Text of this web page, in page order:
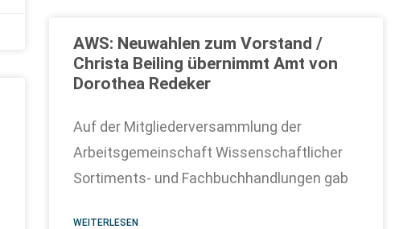
AWS: Neuwahlen zum Vorstand /
Christa Beiling übernimmt Amt von
Dorothea Redeker
Auf der Mitgliederversammlung der
Arbeitsgemeinschaft Wissenschaftlicher
Sortiments- und Fachbuchhandlungen gab
WEITERLESEN